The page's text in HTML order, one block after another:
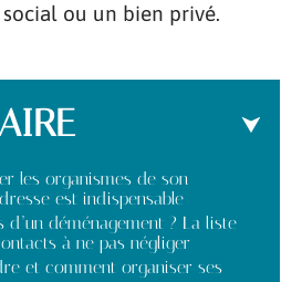
ou un bien privé.
les organismes de son
est indispensable
déménagement ? La liste
à ne pas négliger
et comment organiser ses